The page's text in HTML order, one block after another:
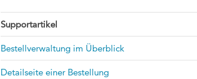
Supportartikel
Bestellverwaltung im Überblick
Detailseite einer Bestellung